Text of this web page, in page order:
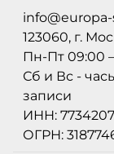
123060, г.
Пн-Пт 09:00
Сб и Вс -
записи
ИНН:
ОГРН: